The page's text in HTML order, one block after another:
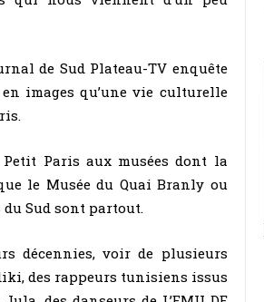
de Sud Plateau-TV enquête
images qu’une vie culturelle
Paris aux musées dont la
le Musée du Quai Branly ou
Sud sont partout.
décennies, voir de plusieurs
des rappeurs tunisiens issus